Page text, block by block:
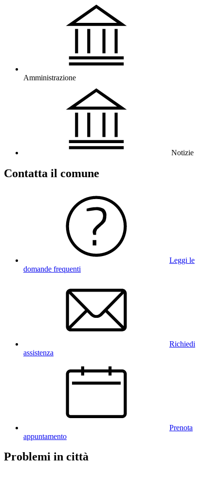
Amministrazione
Notizie
Contatta il comune
Leggi le
domande frequenti
Richiedi
assistenza
Prenota
appuntamento
Problemi in città